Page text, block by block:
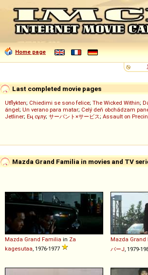
Home page
Last completed movie pages
Utflykten; Chiedimi se sono felice; The Wicked Within;
ángel; Un verano para matar; Celý deň obchádzam
Jetliner; Ең сұлу; サーバント×サービス; Assault on
Mazda Grand Familia in movies and TV
Mazda Grand Familia in Za
kagesutaa , 1976-1977
Mazda Grand
バーJ , 1979-